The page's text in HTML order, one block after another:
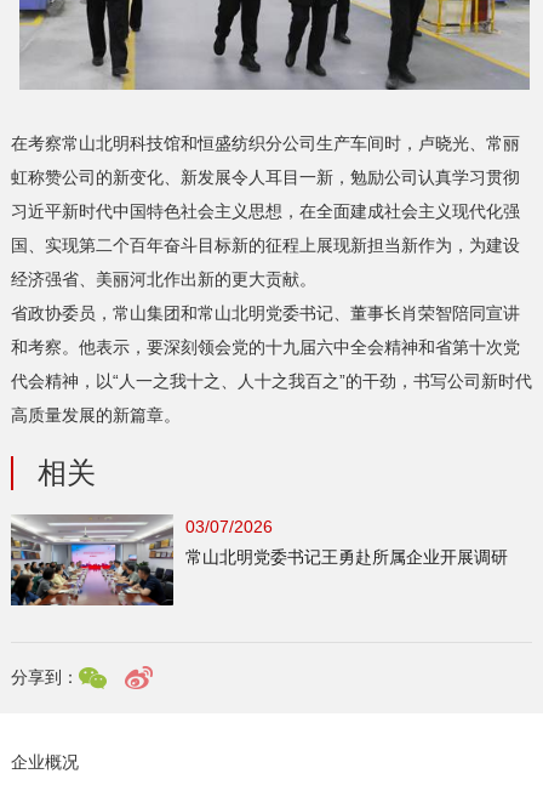
在考察常山北明科技馆和恒盛纺织分公司生产车间时，卢晓光、常丽
虹称赞公司的新变化、新发展令人耳目一新，勉励公司认真学习贯彻
习近平新时代中国特色社会主义思想，在全面建成社会主义现代化强
国、实现第二个百年奋斗目标新的征程上展现新担当新作为，为建设
经济强省、美丽河北作出新的更大贡献。
省政协委员，常山集团和常山北明党委书记、董事长肖荣智陪同宣讲
和考察。他表示，要深刻领会党的十九届六中全会精神和省第十次党
代会精神，以“人一之我十之、人十之我百之”的干劲，书写公司新时代
高质量发展的新篇章。
相关
03/07/2026
常山北明党委书记王勇赴所属企业开展调研
分享到：
企业概况